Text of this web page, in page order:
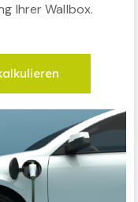
Ihrer Wallbox.